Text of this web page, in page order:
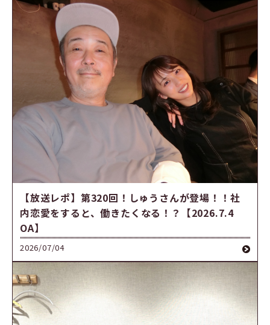
【放送レポ】第320回！しゅうさんが登場！！社
内恋愛をすると、働きたくなる！？【2026.7.4
OA】
2026/07/04